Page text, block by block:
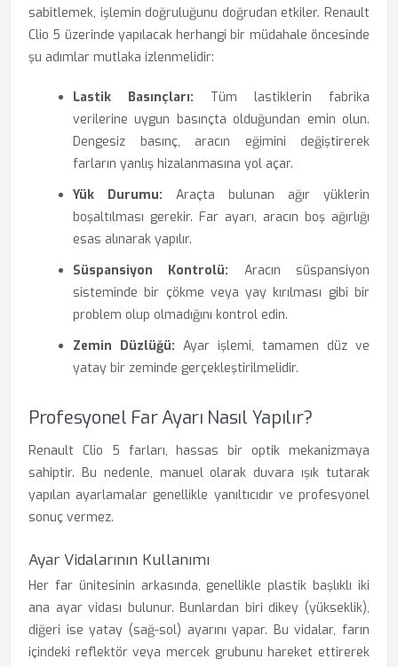
sabitlemek, işlemin doğruluğunu doğrudan etkiler. Renault
Clio 5 üzerinde yapılacak herhangi bir müdahale öncesinde
şu adımlar mutlaka izlenmelidir:
Lastik Basınçları: Tüm lastiklerin fabrika
verilerine uygun basınçta olduğundan emin olun.
Dengesiz basınç, aracın eğimini değiştirerek
farların yanlış hizalanmasına yol açar.
Yük Durumu: Araçta bulunan ağır yüklerin
boşaltılması gerekir. Far ayarı, aracın boş ağırlığı
esas alınarak yapılır.
Süspansiyon Kontrolü: Aracın süspansiyon
sisteminde bir çökme veya yay kırılması gibi bir
problem olup olmadığını kontrol edin.
Zemin Düzlüğü: Ayar işlemi, tamamen düz ve
yatay bir zeminde gerçekleştirilmelidir.
Profesyonel Far Ayarı Nasıl Yapılır?
Renault Clio 5 farları, hassas bir optik mekanizmaya
sahiptir. Bu nedenle, manuel olarak duvara ışık tutarak
yapılan ayarlamalar genellikle yanıltıcıdır ve profesyonel
sonuç vermez.
Ayar Vidalarının Kullanımı
Her far ünitesinin arkasında, genellikle plastik başlıklı iki
ana ayar vidası bulunur. Bunlardan biri dikey (yükseklik),
diğeri ise yatay (sağ-sol) ayarını yapar. Bu vidalar, farın
içindeki reflektör veya mercek grubunu hareket ettirerek